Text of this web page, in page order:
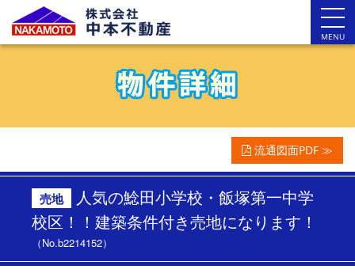
MENU
流通図面PDF ≫
売地
人気の鯰田小学校・飯塚第一中学
校区！！建築条件付き売地になります！
（No.b2214152）